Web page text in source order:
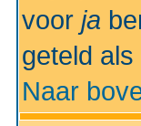
voor ja
geteld
Naar